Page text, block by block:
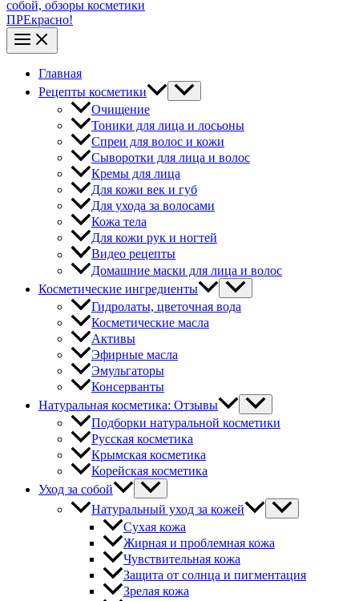
ПРЕкрасно!
Главная
Рецепты косметики
Очищение
Тоники для лица и лосьоны
Спреи для волос и кожи
Сыворотки для лица и волос
Кремы для лица
Для кожи век и губ
Для ухода за волосами
Кожа тела
Для кожи рук и ногтей
Видео рецепты
Домашние маски для лица и волос
Косметические ингредиенты
Гидролаты, цветочная вода
Косметические масла
Активы
Эфирные масла
Эмульгаторы
Консерванты
Натуральная косметика: Отзывы
Подборки натуральной косметики
Русская косметика
Крымская косметика
Корейская косметика
Уход за собой
Натуральный уход за кожей
Сухая кожа
Жирная и проблемная кожа
Чувствительная кожа
Защита от солнца и пигментация
Зрелая кожа